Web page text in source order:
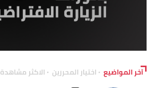
آخر المواضيع اختيار المحررين الاكثر مشاهدة